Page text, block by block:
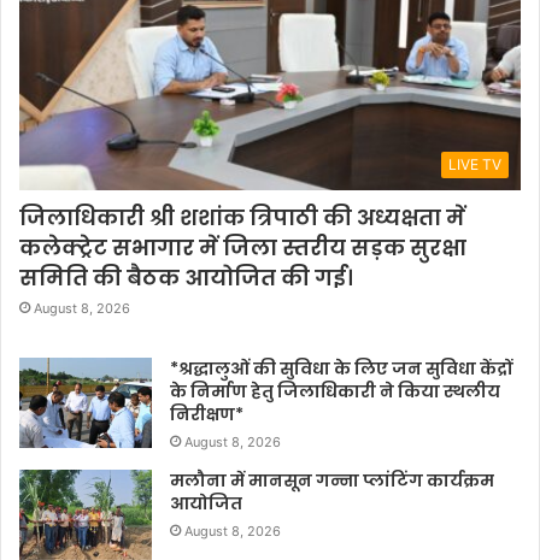
LIVE TV
जिलाधिकारी श्री शशांक त्रिपाठी की अध्यक्षता में
कलेक्ट्रेट सभागार में जिला स्तरीय सड़क सुरक्षा
समिति की बैठक आयोजित की गई।
August 8, 2026
*श्रद्धालुओं की सुविधा के लिए जन सुविधा केंद्रों
के निर्माण हेतु जिलाधिकारी ने किया स्थलीय
निरीक्षण*
August 8, 2026
मलौना में मानसून गन्ना प्लांटिंग कार्यक्रम
आयोजित
August 8, 2026